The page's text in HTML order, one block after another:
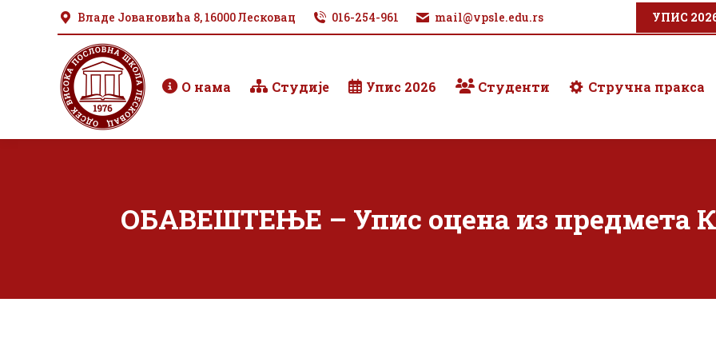
Владе Јовановића 8, 16000 Лесковац 016-254-961 mail@vpsle.edu.rs УПИС
О нама Студије Упис 2026 Студенти Стручна пракса
ОБАВЕШТЕЊЕ – Упис оцена из предмета